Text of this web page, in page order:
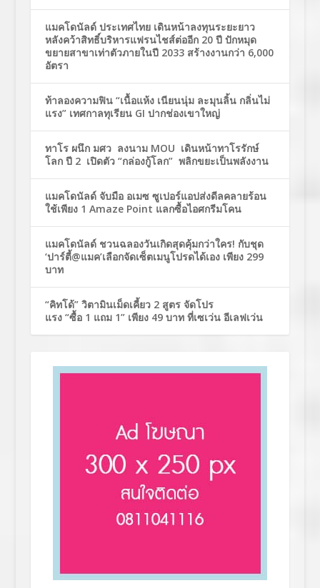
แมคโดนัลด์ ประเทศไทย เดินหน้าลงทุนระยะยาว
หลังคว้าสิทธิ์บริหารแฟรนไชส์ต่ออีก 20 ปี ปักหมุด
ขยายสาขาเท่าตัวภายในปี 2033 สร้างงานกว่า 6,000
อัตรา
ท้าลองความฟิน “เนื้อแห้ง เนียนนุ่ม ละมุนลิ้น กลิ่นไม่
แรง” เทศกาลทุเรียน GI ปากช่องเขาใหญ่
ทาโร ผนึก มศว ลงนาม MOU เดินหน้าทาโรรักษ์
โลก ปี 2 เปิดตัว “กล่องกู้โลก” พลิกขยะเป็นพลังงาน
แมคโดนัลด์ จับมือ อเมซ ซูเปอร์แอปส่งดีลคลายร้อน
ใช้เพียง 1 Amaze Point แลกซื้อไอศกรีมโคน
แมคโดนัลด์ ชวนฉลองวันเกิดสุดคุ้มกว่าใคร! กับชุด
‘ปาร์ตี้@แมค’เลือกจัดเซ็ตเมนูโปรดได้เอง เพียง 299
บาท
“คิทโด้” วิตามินเม็ดเคี้ยว 2 สูตร จัดโปร
แรง “ซื้อ 1 แถม 1” เพียง 49 บาท ที่เซเว่น อีเลฟเว่น